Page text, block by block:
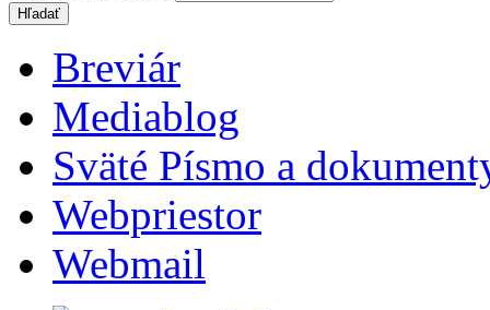
Breviár
Mediablog
Sväté Písmo a
Webpriestor
Webmail